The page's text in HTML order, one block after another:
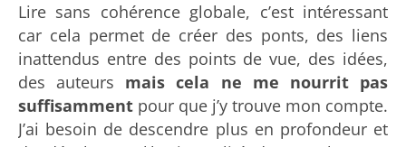
Lire sans cohérence globale, c’est intéressant
car cela permet de créer des ponts, des liens
inattendus entre des points de vue, des idées,
des auteurs mais cela ne me nourrit pas
suffisamment pour que j’y trouve mon compte.
J’ai besoin de descendre plus en profondeur et